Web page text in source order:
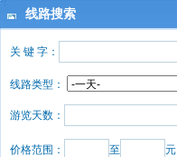
线路搜索
关 键 字：
线路类型：
游览天数：
价格范围： 至 元